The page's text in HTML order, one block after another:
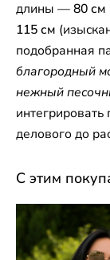
длины —80 см
115 см
подобранная
благородный
нежный
интегрировать
делового до
С этим